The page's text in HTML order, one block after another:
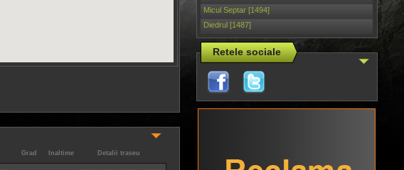
Micul Septar [1494]
Diedrul [1487]
Retele sociale
Detalii traseu
Inaltime
Grad